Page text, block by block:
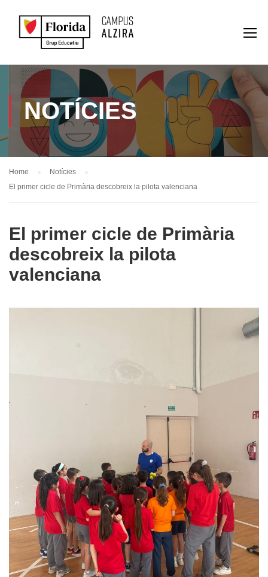
NOTÍCIES
Home
Notícies
El primer cicle de Primària descobreix la pilota valenciana
El primer cicle de Primària
descobreix la pilota
valenciana